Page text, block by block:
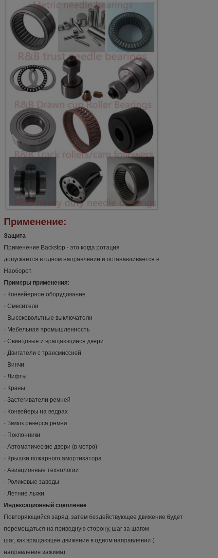
Применение:
Защита
Применение Backstop - это когда ротация
допускается в одном направлении и останавливается в
Наоборот.
Примеры применения:
· Конвейерное оборудование
· Смесители
· Высоковольтные выключатели
· Мебельная промышленность
· Свинцовые и вращающиеся двери
· Двигатели с трансмиссией
· Винчи
· Лифты
· Краны
· Застегиватели ремней
· Конвейеры на ведрах
· Замок реверса ремня
· Поклонники
· Автоматические двери (в метро)
· Крышки пожарного амортизатора
· Авиационные технологии
· Роликовые заводы
· Летние лыжи
Индексационный сцепление
Повторяющийся заряд, затем бездействующее движение будет
перемещаться на приводную сторону, шаг за шагом
шаг, как вращающее движение в одном направлении (
направление зажима).